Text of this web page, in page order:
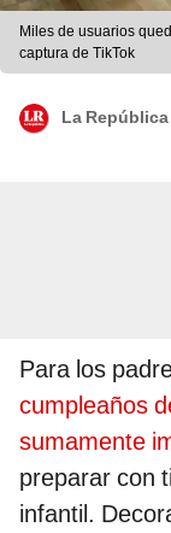
Miles de usuarios
captura de TikTok
La República
Para los
cumpleaños
sumamente
preparar con
infantil.